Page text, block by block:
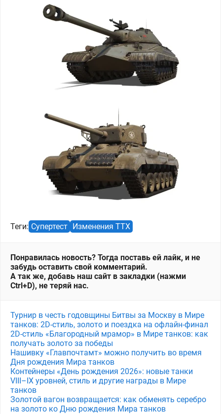
Теги: Супертест Изменения ТТХ
Понравилась новость? Тогда поставь ей лайк, и не
забудь оставить свой комментарий.
А так же, добавь наш сайт в закладки (нажми
Ctrl+D), не теряй нас.
Турнир в честь годовщины Битвы за Москву в Мире
танков: 2D-стиль, золото и поездка на офлайн-финал
2D-стиль «Благородный мрамор» в Мире танков: как
получать золото за победы
Нашивку «Главпочтамт» можно получить во время
Дня рождения Мира танков
Контейнеры «День рождения 2026»: новые танки
VIII–IX уровней, стиль и другие награды в Мире
танков
Золотой вагон возвращается: как обменять серебро
на золото ко Дню рождения Мира танков